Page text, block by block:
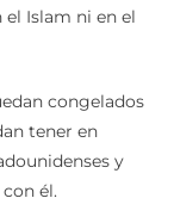
Islam ni en el
congelados
tener en
y
él.